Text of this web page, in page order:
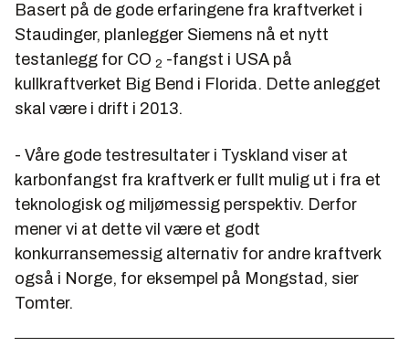
Basert på de gode erfaringene fra kraftverket i
Staudinger, planlegger Siemens nå et nytt
testanlegg for CO 2 -fangst i USA på
kullkraftverket Big Bend i Florida. Dette anlegget
skal være i drift i 2013.
- Våre gode testresultater i Tyskland viser at
karbonfangst fra kraftverk er fullt mulig ut i fra et
teknologisk og miljømessig perspektiv. Derfor
mener vi at dette vil være et godt
konkurransemessig alternativ for andre kraftverk
også i Norge, for eksempel på Mongstad, sier
Tomter.